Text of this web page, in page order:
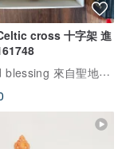
cross 十字架 進